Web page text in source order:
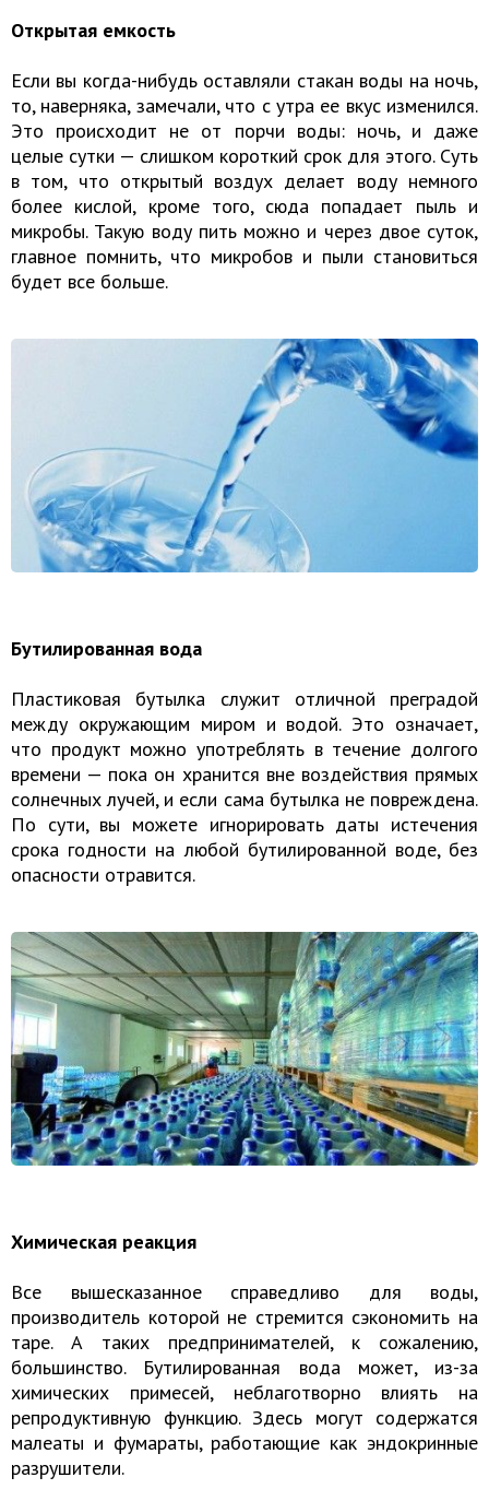
Открытая емкость
Если вы когда-нибудь оставляли стакан воды на ночь,
то, наверняка, замечали, что с утра ее вкус изменился.
Это происходит не от порчи воды: ночь, и даже
целые сутки — слишком короткий срок для этого. Суть
в том, что открытый воздух делает воду немного
более кислой, кроме того, сюда попадает пыль и
микробы. Такую воду пить можно и через двое суток,
главное помнить, что микробов и пыли становиться
будет все больше.
Бутилированная вода
Пластиковая бутылка служит отличной преградой
между окружающим миром и водой. Это означает,
что продукт можно употреблять в течение долгого
времени — пока он хранится вне воздействия прямых
солнечных лучей, и если сама бутылка не повреждена.
По сути, вы можете игнорировать даты истечения
срока годности на любой бутилированной воде, без
опасности отравится.
Химическая реакция
Все вышесказанное справедливо для воды,
производитель которой не стремится сэкономить на
таре. А таких предпринимателей, к сожалению,
большинство. Бутилированная вода может, из-за
химических примесей, неблаготворно влиять на
репродуктивную функцию. Здесь могут содержатся
малеаты и фумараты, работающие как эндокринные
разрушители.